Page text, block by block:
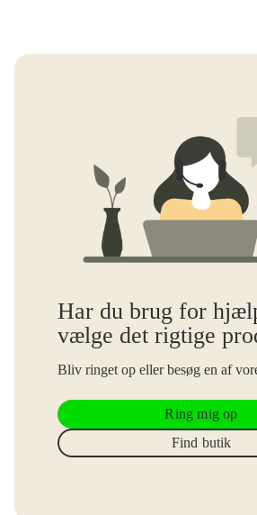
Har du brug for
vælge det rigtige
Bliv ringet op eller besøg en af
Ring mig op
Find butik